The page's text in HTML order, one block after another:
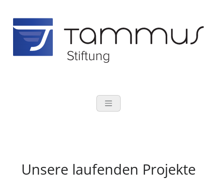
Inhalt
springen
TAMMUS
Unsere laufenden Projekte